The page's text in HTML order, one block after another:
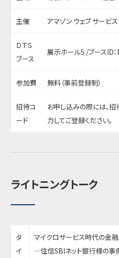
主催 アマゾン ウェブ サービ
ＤＴＳ
ブース
展示ホール5 /ブースID
参加費 無料（事前登録制）
招待コ
ード
お申し込みの際には、招
力してご登録ください。
ライトニングトーク
タ
イ
マイクロサービス時代の金
―住信SBIネット銀行様の事